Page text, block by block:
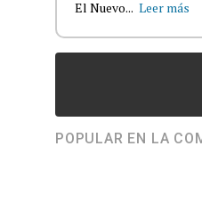
El Nuevo... Leer más
POPULAR EN LA